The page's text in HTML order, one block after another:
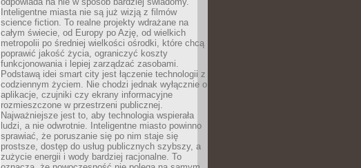
Inteligentne miasta nie są już wizją z filmów
science fiction. To realne projekty wdrażane na
całym świecie, od Europy po Azję, od wielkich
metropolii po średniej wielkości ośrodki, które chcą
poprawić jakość życia, ograniczyć koszty
funkcjonowania i lepiej zarządzać zasobami.
Podstawą idei smart city jest łączenie technologii z
codziennym życiem. Nie chodzi jednak wyłącznie o
aplikacje, czujniki czy ekrany informacyjne
rozmieszczone w przestrzeni publicznej.
Najważniejsze jest to, aby technologia wspierała
ludzi, a nie odwrotnie. Inteligentne miasto powinno
sprawiać, że poruszanie się po nim staje się
prostsze, dostęp do usług publicznych szybszy, a
zużycie energii i wody bardziej racjonalne. To